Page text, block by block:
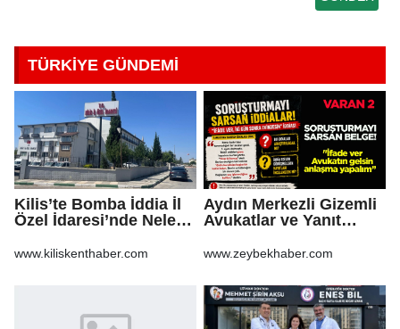
TÜRKİYE GÜNDEMİ
Kilis’te Bomba İddia İl
Özel İdaresi’nde Neler
www.kiliskenthaber.com
Aydın Merkezli Gizemli
Avukatlar ve Yanıt
www.zeybekhaber.com